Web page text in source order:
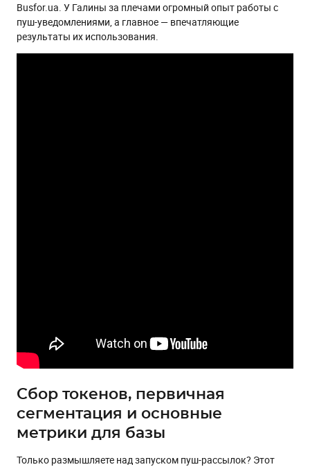
структуре трафика
Автоматизация
Актуализация состояния базы и оптимизация всех этапов
воронки
Коротко о главном
Busfor.ua. У Галины за плечами огромный опыт работы с
пуш-уведомлениями, а главное — впечатляющие
результаты их использования.
Сбор токенов, первичная
сегментация и основные
метрики для базы
Только размышляете над запуском пуш-рассылок? Этот